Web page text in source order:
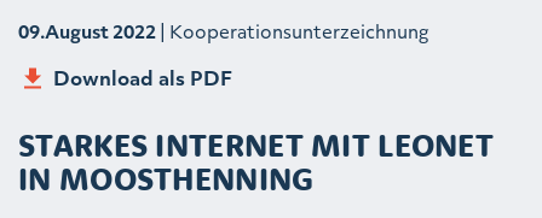
09.August 2022| Kooperationsunterzeichnung
Download als PDF
STARKES INTERNET MIT LEONET
IN MOOSTHENNING